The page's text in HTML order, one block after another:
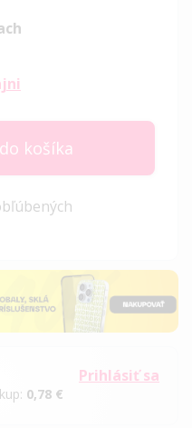
košíka
Prihlásiť sa
0,78 €